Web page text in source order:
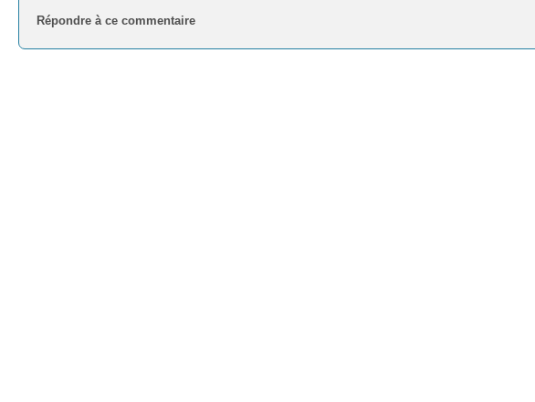
Répondre à ce commentaire